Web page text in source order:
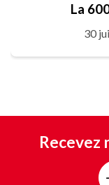
La
30
Recevez